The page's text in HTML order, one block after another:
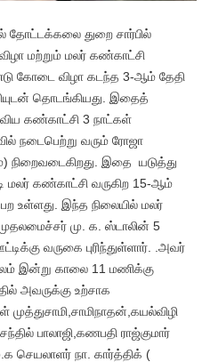
தோட்டக்கலை துறை சார்பில்
மற்றும் மலர் கண்காட்சி
கோடை விழா கடந்த 3-ஆம் தேதி
தொடங்கியது. இதைத்
கண்காட்சி 3 நாட்கள்
நடைபெற்று வரும் ரோஜா
நிறைவடைகிறது. இதை யடுத்து
மலர் கண்காட்சி வருகிற 15-ஆம்
உள்ளது. இந்த நிலையில் மலர்
மு. க. ஸ்டாலின் 5
வருகை புரிந்துள்ளார். .அவர்
இன்று காலை 11 மணிக்கு
அவருக்கு உற்சாக
பாலாஜி,கணபதி ராஜ்குமார்
செயலாளர் நா. கார்த்திக் (